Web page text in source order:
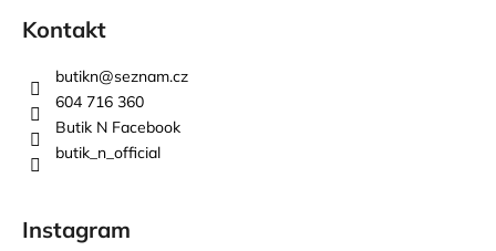
Kontakt
butikn@seznam.cz
604 716 360
Butik N Facebook
butik_n_official
Instagram